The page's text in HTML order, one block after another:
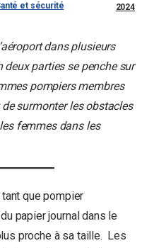
et sécurité
2024
dans plusieurs
deux parties se penche sur
pompiers membres
de surmonter les obstacles
femmes dans les
que pompier
papier journal dans le
proche à sa taille. Les